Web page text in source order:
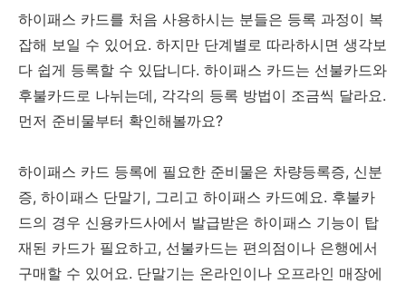
하이패스 카드를 처음 사용하시는 분들은 등록 과정이 복
잡해 보일 수 있어요. 하지만 단계별로 따라하시면 생각보
다 쉽게 등록할 수 있답니다. 하이패스 카드는 선불카드와
후불카드로 나뉘는데, 각각의 등록 방법이 조금씩 달라요.
먼저 준비물부터 확인해볼까요?
하이패스 카드 등록에 필요한 준비물은 차량등록증, 신분
증, 하이패스 단말기, 그리고 하이패스 카드예요. 후불카
드의 경우 신용카드사에서 발급받은 하이패스 기능이 탑
재된 카드가 필요하고, 선불카드는 편의점이나 은행에서
구매할 수 있어요. 단말기는 온라인이나 오프라인 매장에